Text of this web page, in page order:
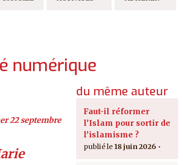
numérique
22 septembre
du même auteur
Faut-il réformer
l’Islam pour sortir de
l’islamisme ?
18 juin 2026